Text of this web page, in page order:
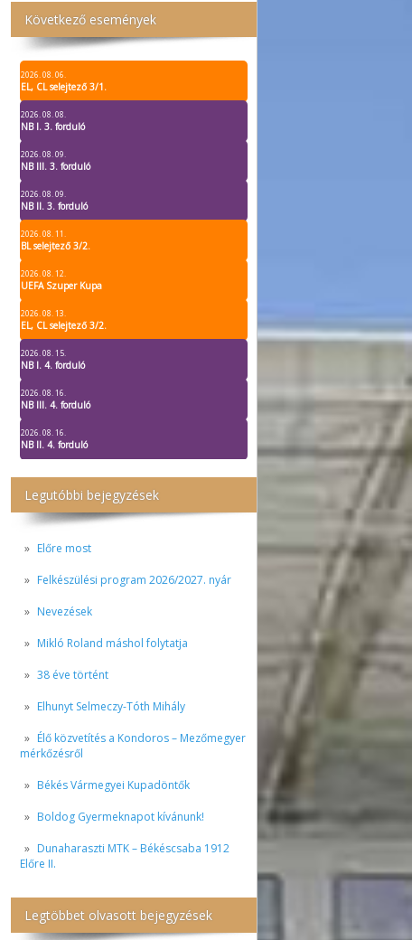
Következő események
2026. 08. 06.
EL, CL selejtező 3/1.
2026. 08. 08.
NB I. 3. forduló
2026. 08. 09.
NB III. 3. forduló
2026. 08. 09.
NB II. 3. forduló
2026. 08. 11.
BL selejtező 3/2.
2026. 08. 12.
UEFA Szuper Kupa
2026. 08. 13.
EL, CL selejtező 3/2.
2026. 08. 15.
NB I. 4. forduló
2026. 08. 16.
NB III. 4. forduló
2026. 08. 16.
NB II. 4. forduló
Legutóbbi bejegyzések
Előre most
Felkészülési program 2026/2027. nyár
Nevezések
Mikló Roland máshol folytatja
38 éve történt
Elhunyt Selmeczy-Tóth Mihály
Élő közvetítés a Kondoros – Mezőmegyer
mérkőzésről
Békés Vármegyei Kupadöntők
Boldog Gyermeknapot kívánunk!
Dunaharaszti MTK – Békéscsaba 1912
Előre II.
Legtöbbet olvasott bejegyzések